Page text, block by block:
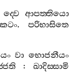
ද‍්වෙ
ආපත‍්තියො
. පරිභාසිතෙ
වා භොජනීයං
:ඛාදිස‍්සාමි